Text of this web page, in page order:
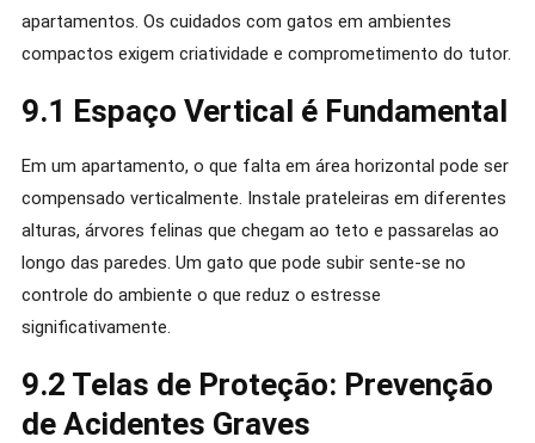
apartamentos. Os cuidados com gatos em ambientes
compactos exigem criatividade e comprometimento do tutor.
9.1 Espaço Vertical é Fundamental
Em um apartamento, o que falta em área horizontal pode ser
compensado verticalmente. Instale prateleiras em diferentes
alturas, árvores felinas que chegam ao teto e passarelas ao
longo das paredes. Um gato que pode subir sente-se no
controle do ambiente o que reduz o estresse
significativamente.
9.2 Telas de Proteção: Prevenção
de Acidentes Graves